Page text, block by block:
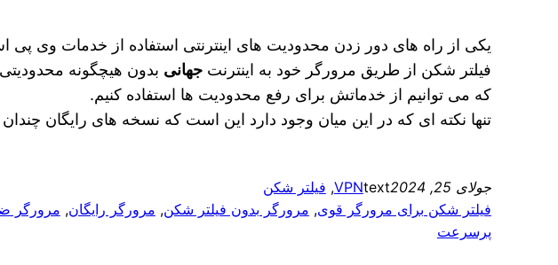
یکی از راه‌ های دور زدن محدودیت های اینترنتی استفاده از خدمات وی پی
فیلتر شکن از طریق مرورگر خود به اینترنتجهانی بدون هیچگونه
که می توانیم از خدماتش برای رفع محدودیت‌ ها استفاده کنیم.
تنها نکته ای که در این میان وجود دارد این است که نسخه های رایگان
جولای 25, 2024 text
VPN
, فیلتر شکن
فیلتر شکن برای مرورگر قوی, مرورگر بدون فیلتر شکن, مرورگر رایگان, مرورگر
پرسرعت